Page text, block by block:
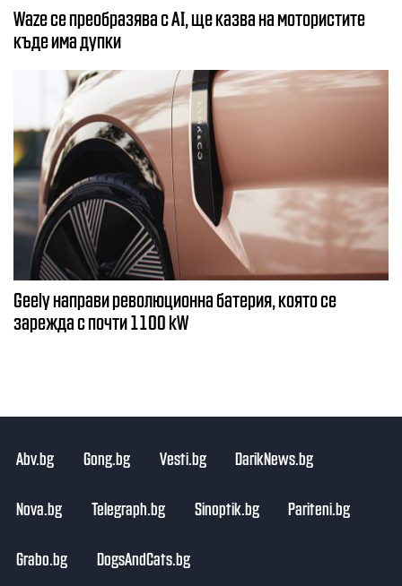
Waze се преобразява с AI, ще казва на мотористите
къде има дупки
Geely направи революционна батерия, която се
зарежда с почти 1100 kW
Abv.bg Gong.bg Vesti.bg DarikNews.bg
Nova.bg Telegraph.bg Sinoptik.bg Pariteni.bg
Grabo.bg DogsAndCats.bg